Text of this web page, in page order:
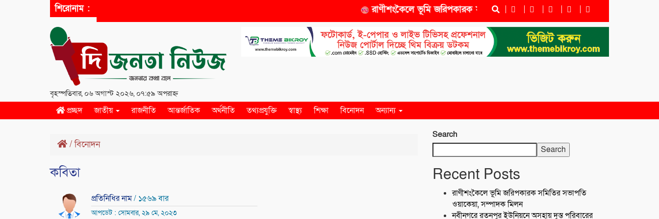
শিরোনাম : রাণীশংকৈলে ভূমি জরিপকারক সমিতির সভাপতি ওয়াকেয়া, সম্পাদক মিলন
বৃহস্পতিবার, ০৬ অগাস্ট ২০২৬, ০৭:৫৯ অপরাহ্ন
প্রচ্ছদ জাতীয় রাজনীতি আন্তর্জাতিক অর্থনীতি তথ্যপ্রযুক্তি স্বাস্থ্য শিক্ষা বিনোদন অন্যান্য
/বিনোদন
কবিতা
প্রতিনিধির নাম/ ১৫৬৯ বার
আপডেট : সোমবার, ২৯ মে, ২০২৩
Search
Search
Recent Posts
রাণীশংকৈলে ভূমি জরিপকারক সমিতির সভাপতি
ওয়াকেয়া, সম্পাদক মিলন
নবীনগরে রতনপুর ইউনিয়নে অসহায় দুস্ত পরিবারের